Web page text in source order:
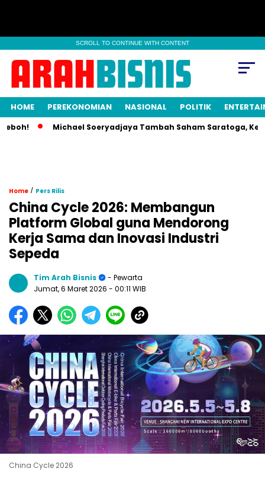
SCROLL TO CONTINUE WITH CONTENT
HOME PEREKONOMIAN NASIONAL POLITIK
Michael Soeryadjaya Tambah Saham Saratoga,
Home / Pers Rilis
China Cycle 2026: Membangun
Platform Global guna Mendorong
Kerja Sama dan Inovasi Industri
Sepeda
Tim Arah Bisnis
- Pewarta
Jumat, 6 Maret 2026 - 00:11 WIB
China Cycle 2026